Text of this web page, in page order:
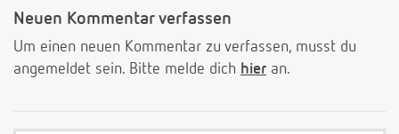
Neuen Kommentar verfassen
Um einen neuen Kommentar zu verfassen, musst du
angemeldet sein. Bitte melde dich hier an.